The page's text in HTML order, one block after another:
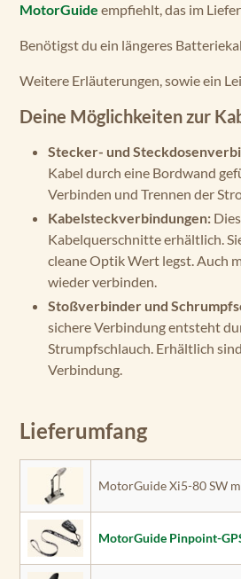
MotorGuide empfiehlt, das im
Benötigst du ein längeres
Weitere Erläuterungen, sowie ein
Deine Möglichkeiten zur
Stecker- und
Kabel durch eine Bordwand
Verbinden und Trennen der
Kabelsteckverbindungen:
Kabelquerschnitte erhältlich.
cleane Optik Wert legst. Auch
wieder verbinden.
Stoßverbinder und
sichere Verbindung entsteht
Strumpfschlauch. Erhältlich
Verbindung.
Lieferumfang
MotorGuide Xi5-80 SW
MotorGuide Pinpoint-